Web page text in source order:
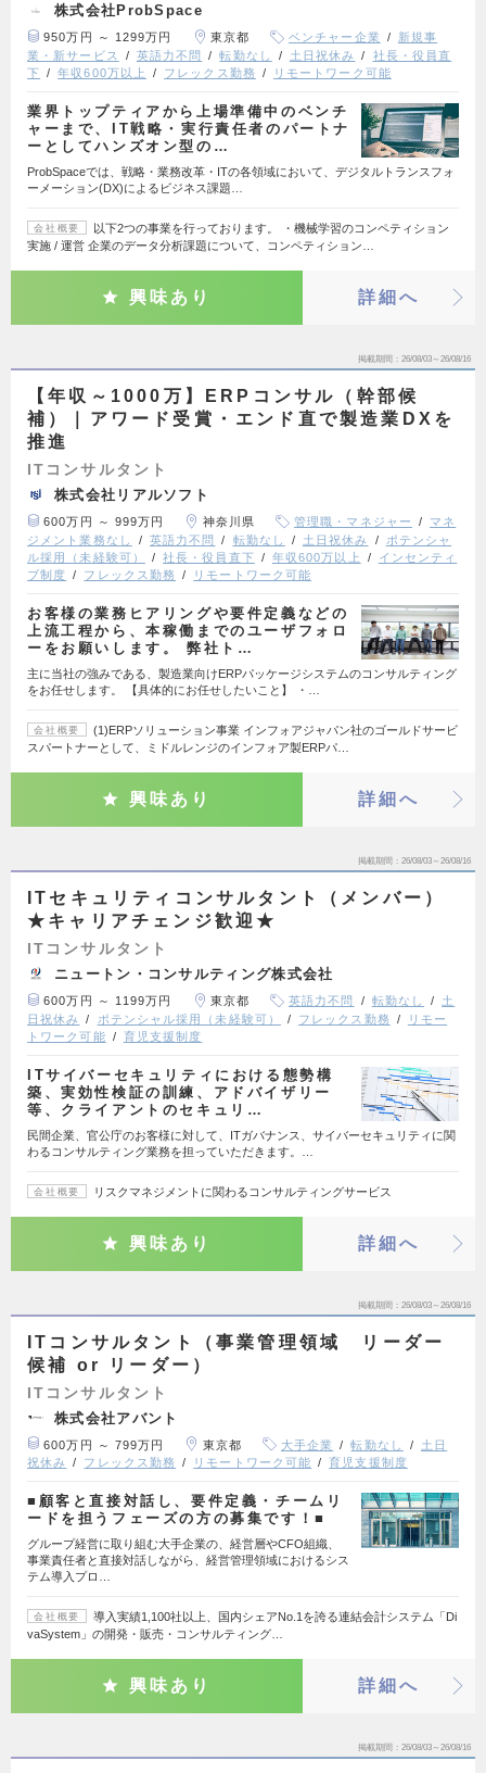
株式会社ProbSpace
950万円 ～ 1299万円 東京都 ベンチャー企業
新規事
業・新サービス
英語力不問 転勤なし 土日祝休み
社長・役員直
下
年収600万以上 フレックス勤務 リモートワーク可能
業界トップティアから上場準備中のベンチ
ャーまで、IT戦略・実行責任者のパートナ
ーとしてハンズオン型の…
ProbSpaceでは、戦略・業務改革・ITの各領域において、デジタルトランスフォ
ーメーション(DX)によるビジネス課題…
会社概要
以下2つの事業を行っております。 ・機械学習のコンペティション
実施 / 運営 企業のデータ分析課題について、コンペティション…
興味あり 詳細へ
掲載期間 26/08/03～26/08/16
【年収～1000万】ERPコンサル（幹部候
補）｜アワード受賞・エンド直で製造業DXを
推進
ITコンサルタント
株式会社リアルソフト
600万円 ～ 999万円 神奈川県 管理職・マネジャー
マネ
ジメント業務なし
英語力不問 転勤なし 土日祝休み
ポテンシャ
ル採用（未経験可）
社長・役員直下 年収600万以上
インセンティ
ブ制度
フレックス勤務 リモートワーク可能
お客様の業務ヒアリングや要件定義などの
上流工程から、本稼働までのユーザフォロ
ーをお願いします。 弊社ト…
主に当社の強みである、製造業向けERPパッケージシステムのコンサルティング
をお任せします。 【具体的にお任せしたいこと】 ・…
会社概要
(1)ERPソリューション事業 インフォアジャパン社のゴールドサービ
スパートナーとして、ミドルレンジのインフォア製ERPパ…
興味あり 詳細へ
掲載期間 26/08/03～26/08/16
ITセキュリティコンサルタント（メンバー）
★キャリアチェンジ歓迎★
ITコンサルタント
ニュートン・コンサルティング株式会社
600万円 ～ 1199万円 東京都 英語力不問 転勤なし
土
日祝休み
ポテンシャル採用（未経験可） フレックス勤務
リモー
トワーク可能
育児支援制度
ITサイバーセキュリティにおける態勢構
築、実効性検証の訓練、アドバイザリー
等、クライアントのセキュリ…
民間企業、官公庁のお客様に対して、ITガバナンス、サイバーセキュリティに関
わるコンサルティング業務を担っていただきます。…
会社概要 リスクマネジメントに関わるコンサルティングサービス
興味あり 詳細へ
掲載期間 26/08/03～26/08/16
ITコンサルタント（事業管理領域 リーダー
候補 or リーダー）
ITコンサルタント
株式会社アバント
600万円 ～ 799万円 東京都 大手企業 転勤なし
土日
祝休み
フレックス勤務 リモートワーク可能 育児支援制度
■顧客と直接対話し、要件定義・チームリ
ードを担うフェーズの方の募集です！■
グループ経営に取り組む大手企業の、経営層やCFO組織、
事業責任者と直接対話しながら、経営管理領域におけるシス
テム導入プロ…
会社概要
導入実績1,100社以上、国内シェアNo.1を誇る連結会計システム「Di
vaSystem」の開発・販売・コンサルティング…
興味あり 詳細へ
掲載期間 26/08/03～26/08/16